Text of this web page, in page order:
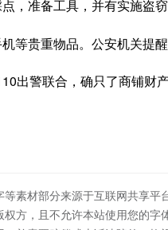
，准备工具，并有实施盗
等贵重物品。公安机关提
出警联合，确只了商铺财
素材部分来源于互联网共享
方，且不允许本站使用您的